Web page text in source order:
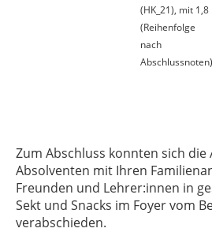
(HK_21), mit 1,8
(Reihenfolge
nach
Abschlussnoten)
Zum Abschluss konnten sich
Absolventen mit Ihren
Freunden und Lehrer:innen in
Sekt und Snacks im Foyer vom
verabschieden.